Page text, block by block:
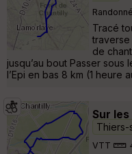
Tracé
traverse
de
jusqu’au bout Passer
l’Epi en bas 8 km (1 heure
Sur
Thiers-
VTT